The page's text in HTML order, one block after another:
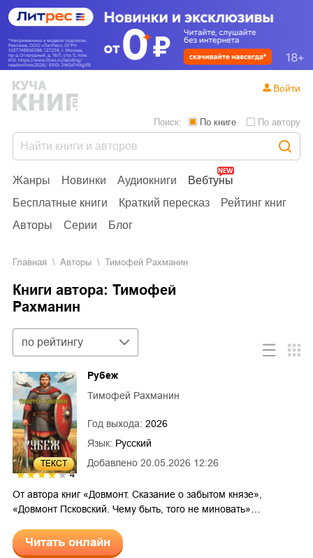
Жанры Новинки Аудиокниги
Вебтуны
Бесплатные книги
Краткий пересказ
Рейтинг книг
Авторы
Серии Блог
Поиск: По книге По автору
Войти
Главная Aвторы Тимофей Рахманин
Книги автора: Тимофей
Рахманин
Сортировка
по рейтингу
ТЕКСТ
4
Добавлено 20.05.2026 12:26
Рубеж
Тимофей Рахманин
Год выхода: 2026
Язык: Русский
От автора книг «Довмонт. Сказание о забытом князе»,
«Довмонт Псковский. Чему быть, того не миновать»…
Читать онлайн